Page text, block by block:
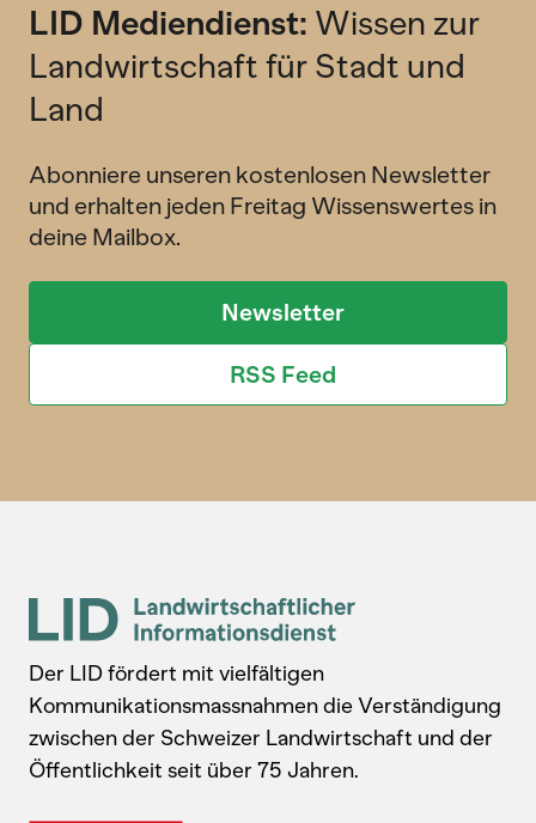
LID Mediendienst: Wissen zur
Landwirtschaft für Stadt und
Land
Abonniere unseren kostenlosen Newsletter
und erhalten jeden Freitag Wissenswertes in
deine Mailbox.
Newsletter
RSS Feed
Der LID fördert mit vielfältigen
Kommunikationsmassnahmen die Verständigung
zwischen der Schweizer Landwirtschaft und der
Öffentlichkeit seit über 75 Jahren.